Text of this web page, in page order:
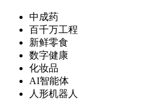
中成药
百千万工程
新鲜零食
数字健康
化妆品
AI智能体
人形机器人